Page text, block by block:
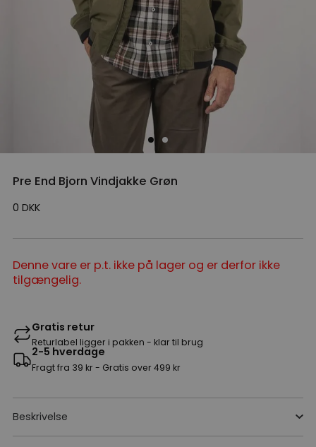
Pre End Bjorn Vindjakke Grøn
0 DKK
Denne vare er p.t. ikke på lager og er derfor ikke
tilgængelig.
Gratis retur
Returlabel ligger i pakken - klar til brug
2-5 hverdage
Fragt fra 39 kr - Gratis over 499 kr
Beskrivelse